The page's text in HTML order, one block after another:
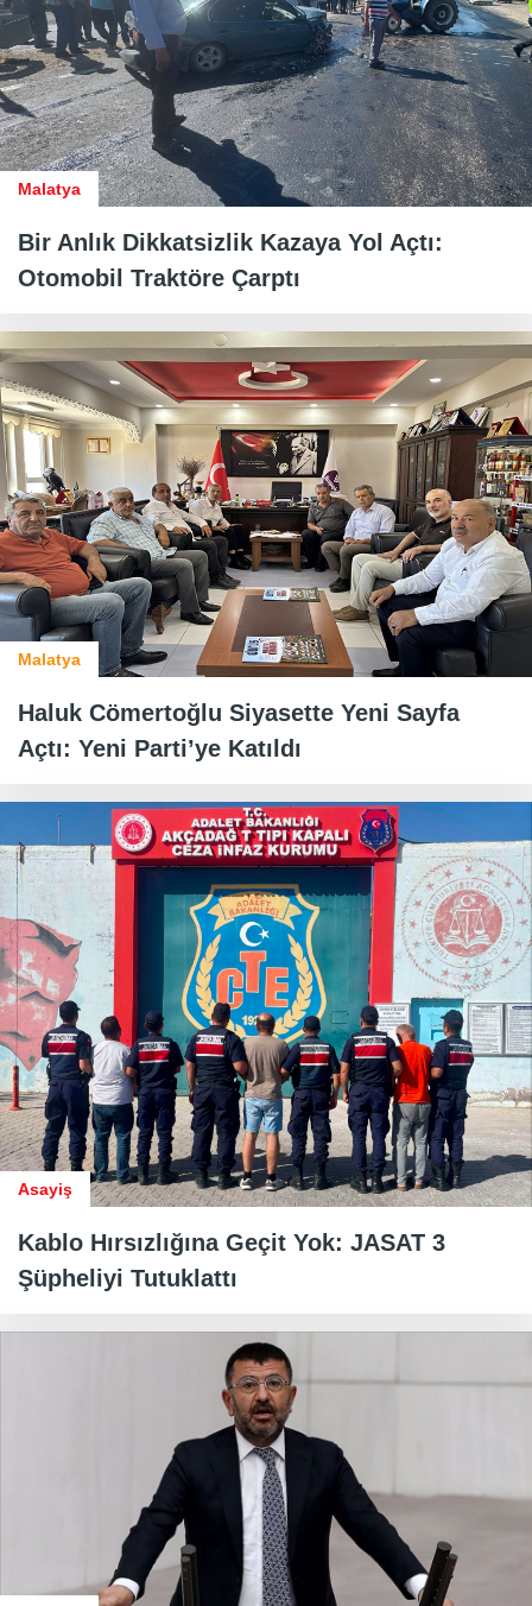
Malatya
Bir Anlık Dikkatsizlik Kazaya Yol Açtı:
Otomobil Traktöre Çarptı
Malatya
Haluk Cömertoğlu Siyasette Yeni Sayfa
Açtı: Yeni Parti’ye Katıldı
Asayiş
Kablo Hırsızlığına Geçit Yok: JASAT 3
Şüpheliyi Tutuklattı